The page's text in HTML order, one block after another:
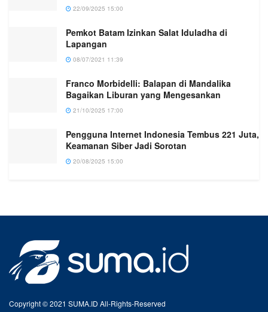
22/09/2025 15:00
Pemkot Batam Izinkan Salat Iduladha di
Lapangan
08/07/2021 11:39
Franco Morbidelli: Balapan di Mandalika
Bagaikan Liburan yang Mengesankan
21/10/2025 17:00
Pengguna Internet Indonesia Tembus 221 Juta,
Keamanan Siber Jadi Sorotan
20/08/2025 15:00
Copyright © 2021 SUMA.ID All-Rights-Reserved